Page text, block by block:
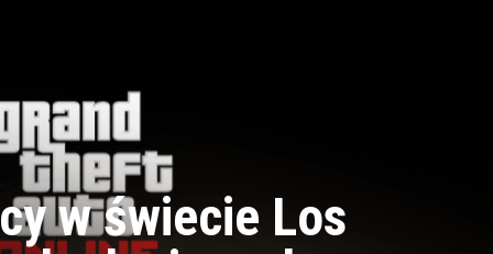
w świecie Los